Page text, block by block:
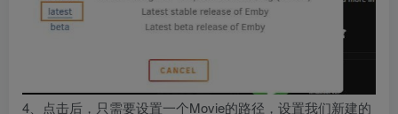
4、点击后，只需要设置一个Movie的路径，设置我们新建的